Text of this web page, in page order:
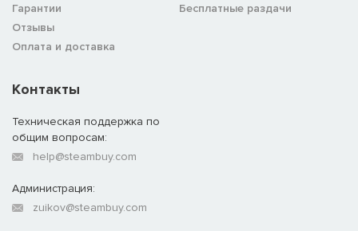
Гарантии
Отзывы
Оплата и доставка
Бесплатные раздачи
Контакты
Техническая поддержка по
общим вопросам:
help@steambuy.com
Администрация:
zuikov@steambuy.com